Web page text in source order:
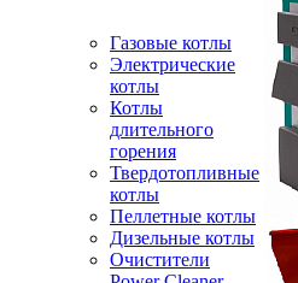
Газовые котлы
Электрические
котлы
Котлы
длительного
горения
Твердотопливные
котлы
Пеллетные котлы
Дизельные котлы
Очистители